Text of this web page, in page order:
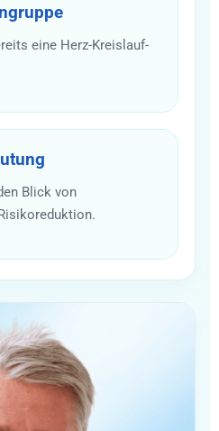
eine Herz-Kreislauf-
Blick von